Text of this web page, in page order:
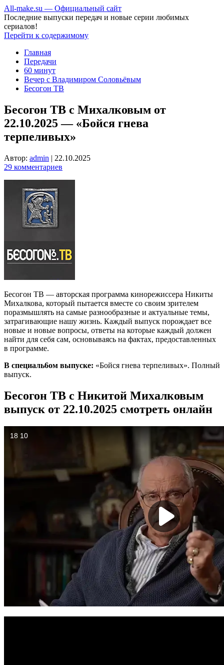
All-make.su — Официальный сайт
Последние выпуски передач и новые серии любимых
сериалов!
Перейти к содержимому
Главная
Передачи
60 минут
Вечер с Владимиром Соловьёвым
Бесогон ТВ
Бесогон ТВ с Михалковым от
22.10.2025 — «Бойся гнева
терпеливых»
Автор: admin | 22.10.2025
29 комментариев
Бесогон ТВ — авторская программа кинорежиссера Никиты
Михалкова, который пытается вместе со своим зрителем
поразмышлять на самые разнообразные и актуальные темы,
затрагивающие нашу жизнь. Каждый выпуск порождает все
новые и новые вопросы, ответы на которые каждый должен
найти для себя сам, основываясь на фактах, предоставленных
в программе.
В специаль6ом выпуске: «Бойся гнева терпеливых». Полный
выпуск.
Бесогон ТВ с Никитой Михалковым
выпуск от 22.10.2025 смотреть онлайн